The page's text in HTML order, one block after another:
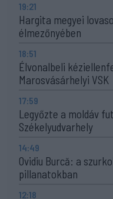
19:21
Hargita megyei
élmezőnyében
18:51
Élvonalbeli
Marosvásárhelyi VSK
17:59
Legyőzte a moldáv
Székelyudvarhely
14:49
Ovidiu Burcă: a
pillanatokban
12:18